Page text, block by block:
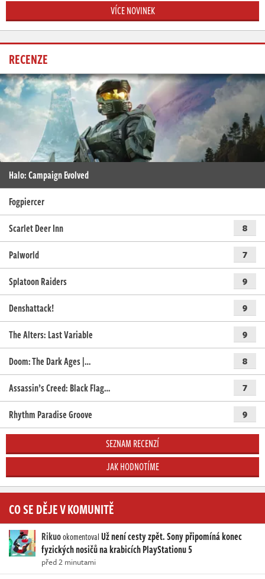
VÍCE NOVINEK
RECENZE
Halo: Campaign Evolved
Fogpiercer
Scarlet Deer Inn
8
Palworld 7
Splatoon Raiders 9
Denshattack! 9
The Alters: Last Variable 9
Doom: The Dark Ages |… 8
Assassin’s Creed: Black Flag… 7
Rhythm Paradise Groove 9
SEZNAM RECENZÍ
JAK HODNOTÍME
CO SE DĚJE V KOMUNITĚ
RikuookomentovalUž není cesty zpět. Sony připomíná konec
fyzických nosičů na krabicích PlayStationu 5
před 2 minutami